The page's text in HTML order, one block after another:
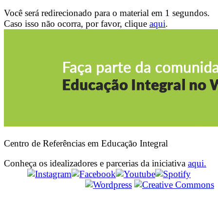
Você será redirecionado para o material em 1 segundos.
Caso isso não ocorra, por favor, clique aqui.
Centro de Referências em Educação Integral
Conheça os idealizadores e parcerias da iniciativa aqui.